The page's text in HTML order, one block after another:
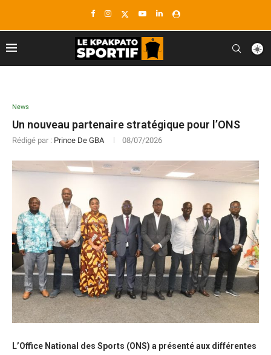
News
Un nouveau partenaire stratégique pour l’ONS
Rédigé par : Prince De GBA 08/07/2026
L’Office National des Sports (ONS) a présenté aux différentes